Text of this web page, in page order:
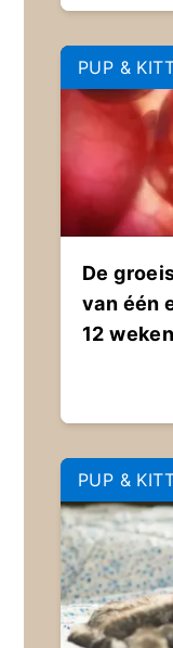
PUP &
De
van één
12 weken
PUP &